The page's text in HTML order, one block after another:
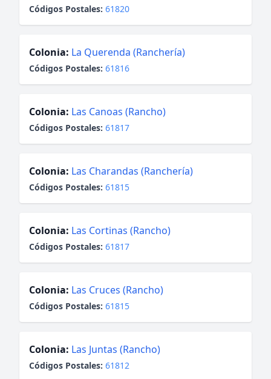
Códigos Postales: 61820
Colonia: La Querenda (Ranchería)
Códigos Postales: 61816
Colonia: Las Canoas (Rancho)
Códigos Postales: 61817
Colonia: Las Charandas (Ranchería)
Códigos Postales: 61815
Colonia: Las Cortinas (Rancho)
Códigos Postales: 61817
Colonia: Las Cruces (Rancho)
Códigos Postales: 61815
Colonia: Las Juntas (Rancho)
Códigos Postales: 61812